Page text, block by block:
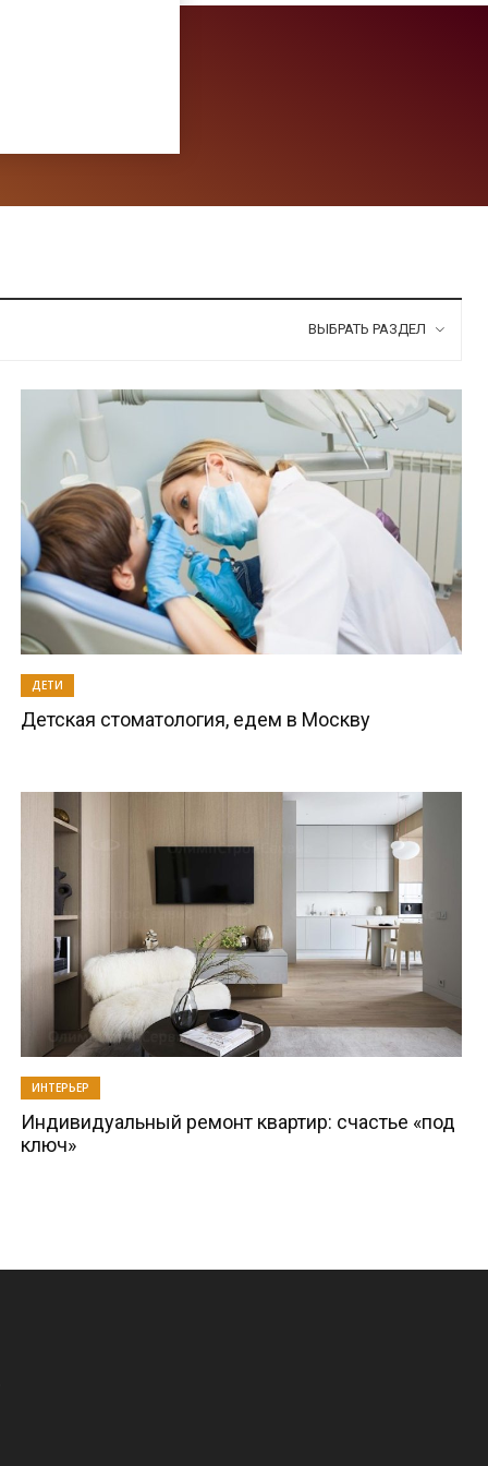
ВЫБРАТЬ РАЗДЕЛ
ДЕТИ
Детская стоматология, едем в Москву
ИНТЕРЬЕР
Индивидуальный ремонт квартир: счастье «под
ключ»